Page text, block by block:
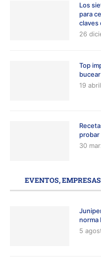
Los
para
claves
26
Top
19
probar
30
EVENTOS,
norma
5